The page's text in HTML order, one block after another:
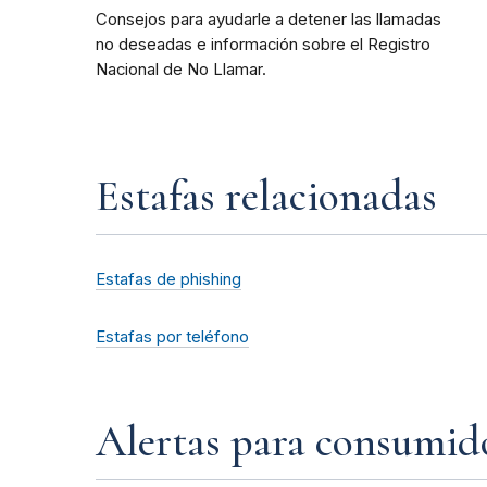
Consejos para ayudarle a detener las llamadas
no deseadas e información sobre el Registro
Nacional de No Llamar.
Estafas relacionadas
Estafas de phishing
Estafas por teléfono
Alertas para